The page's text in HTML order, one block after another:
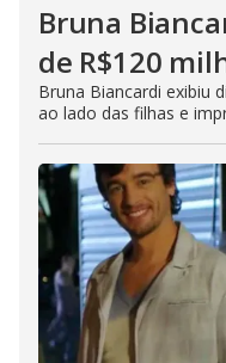
Bruna
de R$120
Bruna Biancardi exibiu
ao lado das filhas e